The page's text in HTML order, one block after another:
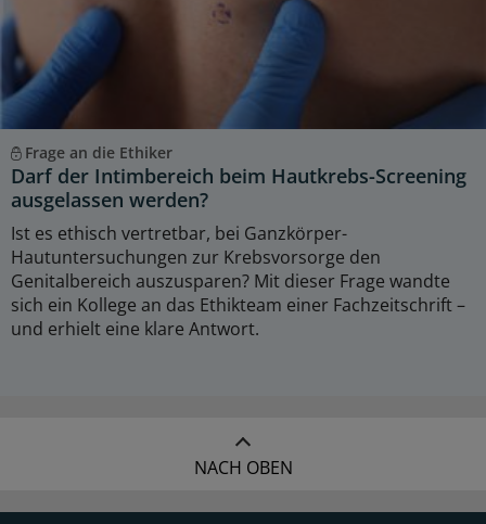
Frage an die Ethiker
Darf der Intimbereich beim Hautkrebs-Screening
ausgelassen werden?
Ist es ethisch vertretbar, bei Ganzkörper-
Hautuntersuchungen zur Krebsvorsorge den
Genitalbereich auszusparen? Mit dieser Frage wandte
sich ein Kollege an das Ethikteam einer Fachzeitschrift –
und erhielt eine klare Antwort.
NACH OBEN